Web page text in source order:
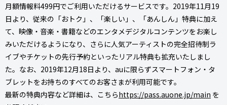
月額情報料499円でご利用いただけるサービスです。2019年11月19
日より、従来の「おトク」、「楽しい」、「あんしん」特典に加え
て、映像・音楽・書籍などのエンタメデジタルコンテンツをお楽し
みいただけるようになり、さらに人気アーティストの完全招待制ラ
イブやチケットの先行予約といったリアル特典も拡充いたしまし
た。なお、2019年12月18日より、auに限らずスマートフォン・タ
ブレットをお持ちのすべてのお客さまが利用可能です。
最新の特典内容など詳細は、こちらhttps://pass.auone.jp/main を